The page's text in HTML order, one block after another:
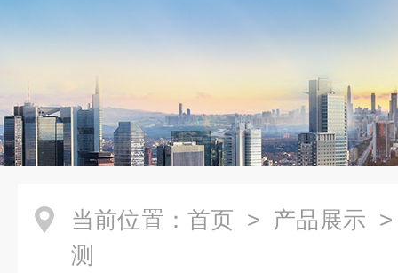
当前位置： 首页 > 产品展示
测